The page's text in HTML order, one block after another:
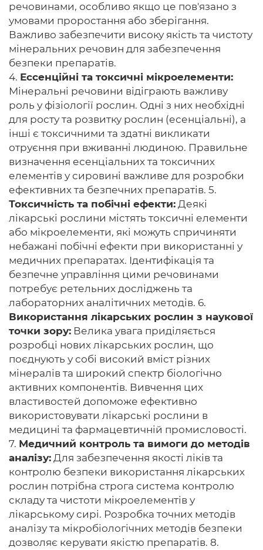
речовинами, особливо якщо це пов'язано з
умовами проростання або зберігання.
Важливо забезпечити високу якість та чистоту
мінеральних речовин для забезпечення
безпеки препаратів.
4. Ессенційні та токсичні мікроелементи:
Мінеральні речовини відіграють важливу
роль у фізіології рослин. Одні з них необхідні
для росту та розвитку рослин (есенціальні), а
інші є токсичними та здатні викликати
отруєння при вживанні людиною. Правильне
визначення есенціальних та токсичних
елементів у сировині важливе для розробки
ефективних та безпечних препаратів. 5.
Токсичність та побічні ефекти: Деякі
лікарські рослини містять токсичні елементи
або мікроелементи, які можуть спричиняти
небажані побічні ефекти при використанні у
медичних препаратах. Ідентифікація та
безпечне управління цими речовинами
потребує ретельних досліджень та
лабораторних аналітичних методів. 6.
Використання лікарських рослин з наукової
точки зору: Велика увага приділяється
розробці нових лікарських рослин, що
поєднують у собі високий вміст різних
мінералів та широкий спектр біологічно
активних компонентів. Вивчення цих
властивостей допоможе ефективно
використовувати лікарські рослини в
медицині та фармацевтичній промисловості.
7. Медичний контроль та вимоги до методів
аналізу: Для забезпечення якості ліків та
контролю безпеки використання лікарських
рослин потрібна строга система контролю
складу та чистоти мікроелементів у
лікарському сирі. Розробка точних методів
аналізу та мікробіологічних методів безпеки
дозволяє керувати якістю препаратів. 8.